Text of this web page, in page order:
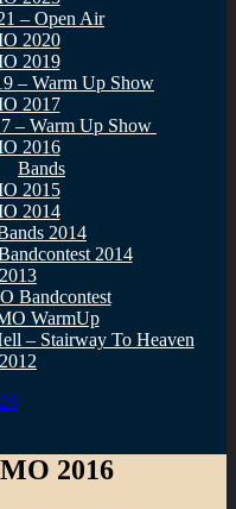
– Open Air
2020
2019
– Warm Up Show
2017
– Warm Up Show
2016
Bands
2015
2014
2014
2014
2013
Bandcontest
WarmUp
– Stairway To Heaven
2012
2016